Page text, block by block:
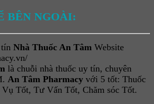
BÊN NGOÀI:
Nhà Thuốc An Tâm Website
là chuỗi nhà thuốc uy tín, chuyên
An Tâm Pharmacy với 5 tốt: Thuốc
Tốt, Tư Vấn Tốt, Chăm sóc Tốt.